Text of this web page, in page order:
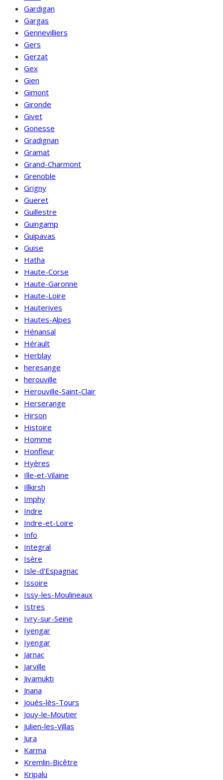
Gardigan
Gargas
Gennevilliers
Gers
Gerzat
Gex
Gien
Gimont
Gironde
Givet
Gonesse
Gradignan
Gramat
Grand-Charmont
Grenoble
Grigny
Gueret
Guillestre
Guingamp
Guipavas
Guise
Hatha
Haute-Corse
Haute-Garonne
Haute-Loire
Hauterives
Hautes-Alpes
Hénansal
Hérault
Herblay
heresange
herouville
Herouville-Saint-Clair
Herserange
Hirson
Histoire
Homme
Honfleur
Hyères
Ille-et-Vilaine
Illkirsh
Imphy
Indre
Indre-et-Loire
Info
Integral
Isère
Isle-d'Espagnac
Issoire
Issy-les-Moulineaux
Istres
Ivry-sur-Seine
Iyengar
Iyengar
Jarnac
Jarville
Jivamukti
Jnana
Joués-lès-Tours
Jouy-le-Moutier
Julien-les-Villas
Jura
Karma
Kremlin-Bicêtre
Kripalu